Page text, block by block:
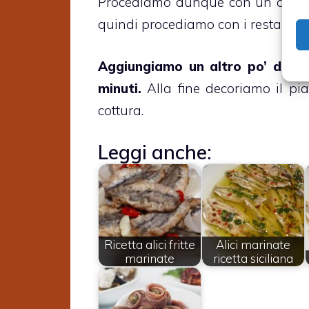
quindi procediamo con i restanti
Aggiungiamo un altro po’
minuti. Alla fine decoriamo il
cottura.
Leggi anche:
Ricetta alici fritte
marinate
Alici marinate
ricetta siciliana